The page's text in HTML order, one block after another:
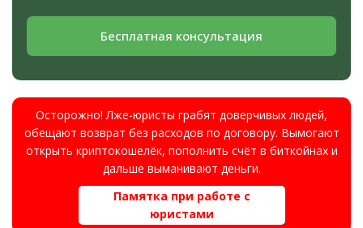
Бесплатная консультация
Осторожно! Лже-юристы грабят доверчивых людей,
обещают возврат без расходов по договору. Вымогают
открыть криптокошелёк, пополнить счёт в биткойнах и
дальше выманивают деньги.
Памятка при работе с
юристами